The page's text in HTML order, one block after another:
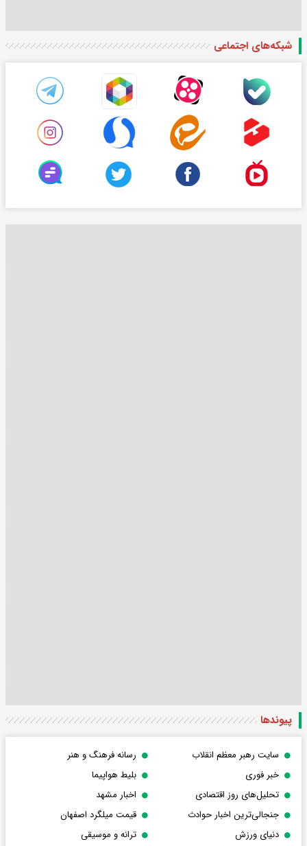
شبکه‌های اجتماعی
پیوندها
سایت رهبر معظم انقلاب
رسانه فرهنگ و هنر
خبر فوری
بلیط هواپیما
تحلیل‌های روز اقتصادی
اخبار مشهد
جنجالی‌ترین اخبار حوادث
قیمت میلگرد اصفهان
دنیای ورزش
ترانه و موسیقی